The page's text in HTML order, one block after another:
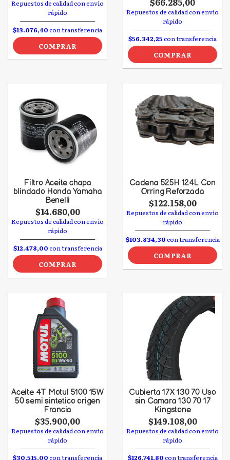
Repuestos de calidad con envío
rápido
$13.076,40con transferencia
COMPRAR
Repuestos de calidad con envío
rápido
$56.342,25con transferencia
COMPRAR
Filtro Aceite chapa
blindado Honda Yamaha
Benelli
$14.680,00
Repuestos de calidad con envío
rápido
$12.478,00con transferencia
COMPRAR
Cadena 525H 124L Con
Orring Reforzada
$122.158,00
Repuestos de calidad con envío
rápido
$103.834,30con transferencia
COMPRAR
Aceite 4T Motul 5100 15W
50 semi sintetico origen
Francia
$35.900,00
Repuestos de calidad con envío
rápido
$30.515,00con transferencia
Cubierta 17 X 130 70 Uso
sin Camara 130 70 17
Kingstone
$149.108,00
Repuestos de calidad con envío
rápido
$126.741,80con transferencia